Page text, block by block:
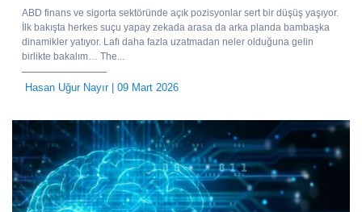
ABD finans ve sigorta sektöründe açık pozisyonlar sert bir düşüş yaşıyor.
İlk bakışta herkes suçu yapay zekada arasa da arka planda bambaşka
dinamikler yatıyor. Lafı daha fazla uzatmadan neler olduğuna gelin
birlikte bakalım… The...
Hasan Uğur Nayır| 09 Mart 2026